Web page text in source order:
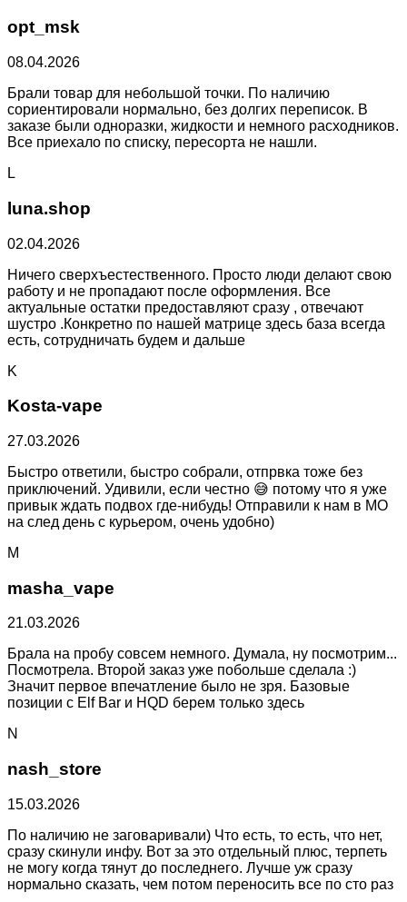
opt_msk
08.04.2026
Брали товар для небольшой точки. По наличию
сориентировали нормально, без долгих переписок. В
заказе были одноразки, жидкости и немного расходников.
Все приехало по списку, пересорта не нашли.
L
luna.shop
02.04.2026
Ничего сверхъестественного. Просто люди делают свою
работу и не пропадают после оформления. Все
актуальные остатки предоставляют сразу , отвечают
шустро .Конкретно по нашей матрице здесь база всегда
есть, сотрудничать будем и дальше
K
Kosta-vape
27.03.2026
Быстро ответили, быстро собрали, отпрвка тоже без
приключений. Удивили, если честно 😅 потому что я уже
привык ждать подвох где-нибудь! Отправили к нам в МО
на след день с курьером, очень удобно)
M
masha_vape
21.03.2026
Брала на пробу совсем немного. Думала, ну посмотрим...
Посмотрела. Второй заказ уже побольше сделала :)
Значит первое впечатление было не зря. Базовые
позиции с Elf Bar и HQD берем только здесь
N
nash_store
15.03.2026
По наличию не заговаривали) Что есть, то есть, что нет,
сразу скинули инфу. Вот за это отдельный плюс, терпеть
не могу когда тянут до последнего. Лучше уж сразу
нормально сказать, чем потом переносить все по сто раз